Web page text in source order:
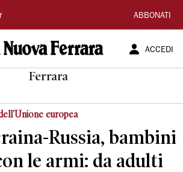
ABBONATI
ACCEDI
Ferrara
europea
Russia, bambini
le armi: da adulti